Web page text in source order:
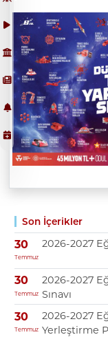
Son İçerikler
30
Temmuz
2026-2027
30
Temmuz
2026-2027
Sınavı
30
Temmuz
2026-2027
Yerleştirme